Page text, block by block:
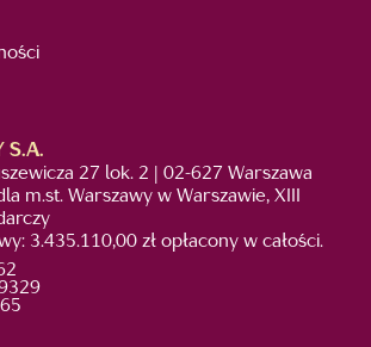
S.A.
27 lok. 2 | 02-627 Warszawa
m.st. Warszawy w Warszawie, XIII
3.435.110,00 zł opłacony w całości.